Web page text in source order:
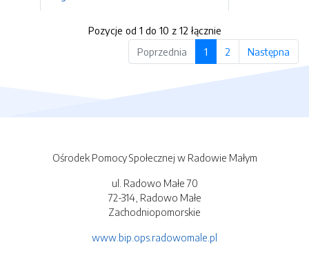
Pozycje od 1 do 10 z 12 łącznie
Poprzednia
1 2 Następna
Ośrodek Pomocy Społecznej w Radowie Małym
ul. Radowo Małe 70
72-314, Radowo Małe
Zachodniopomorskie
www.bip.ops.radowomale.pl